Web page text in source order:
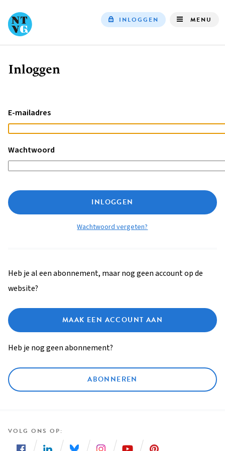
INLOGGEN MENU
Kruimelpad
Inloggen
E-mailadres
Wachtwoord
INLOGGEN
Wachtwoord vergeten?
Heb je al een abonnement, maar nog geen account op de
website?
MAAK EEN ACCOUNT AAN
Heb je nog geen abonnement?
ABONNEREN
VOLG ONS OP